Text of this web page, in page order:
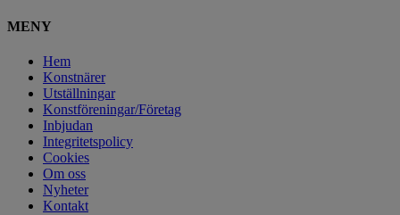
MENY
Hem
Konstnärer
Utställningar
Konstföreningar/Företag
Inbjudan
Integritetspolicy
Cookies
Om oss
Nyheter
Kontakt